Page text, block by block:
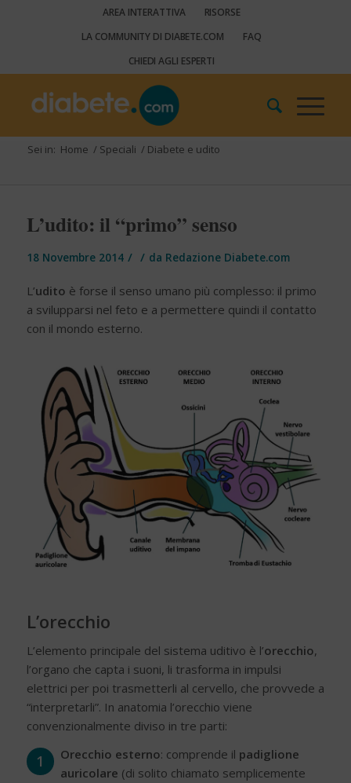
AREA INTERATTIVA
RISORSE
LA COMMUNITY DI DIABETE.COM
FAQ
CHIEDI AGLI ESPERTI
Sei in: Home / Speciali / Diabete e udito
L’udito: il “primo” senso
18 Novembre 2014 / / da Redazione Diabete.com
L’udito è forse il senso umano più complesso: il primo
a svilupparsi nel feto e a permettere quindi il contatto
con il mondo esterno.
L’orecchio
L’elemento principale del sistema uditivo è l’orecchio,
l’organo che capta i suoni, li trasforma in impulsi
elettrici per poi trasmetterli al cervello, che provvede a
“interpretarli”. In anatomia l’orecchio viene
convenzionalmente diviso in tre parti:
1 Orecchio esterno: comprende il padiglione
auricolare (di solito chiamato semplicemente